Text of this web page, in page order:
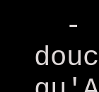
-